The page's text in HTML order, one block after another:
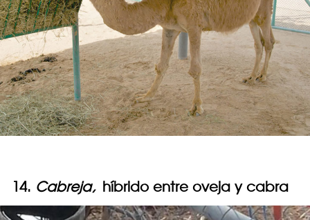
14. Cabreja, híbrido entre oveja y cabra